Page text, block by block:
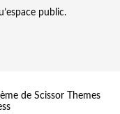
public.
de Scissor Themes